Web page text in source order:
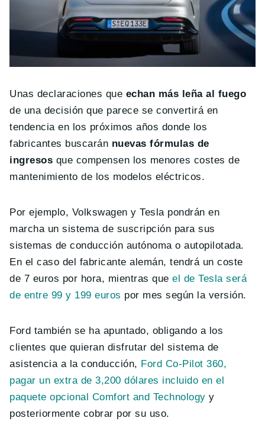
Unas declaraciones que echan más leña al fuego
de una decisión que parece se convertirá en
tendencia en los próximos años donde los
fabricantes buscarán nuevas fórmulas de
ingresos que compensen los menores costes de
mantenimiento de los modelos eléctricos.
Por ejemplo, Volkswagen y Tesla pondrán en
marcha un sistema de suscripción para sus
sistemas de conducción autónoma o autopilotada.
En el caso del fabricante alemán, tendrá un coste
de 7 euros por hora, mientras que el de Tesla será
de entre 99 y 199 euros por mes según la versión.
Ford también se ha apuntado, obligando a los
clientes que quieran disfrutar del sistema de
asistencia a la conducción, Ford Co-Pilot 360,
pagar un extra de 3,200 dólares incluido en el
paquete opcional Comfort and Technology y
posteriormente cobrar por su uso.